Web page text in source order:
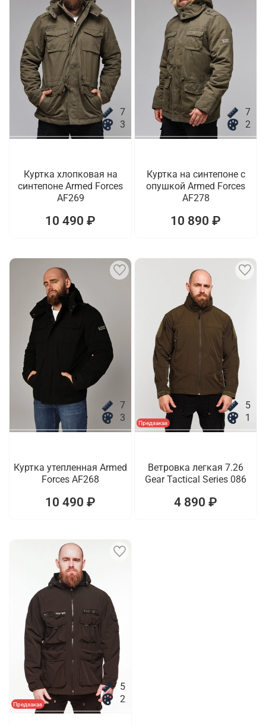
7
3
Куртка хлопковая на
синтепоне Armed Forces
AF269
10 490 ₽
7
2
Куртка на синтепоне с
опушкой Armed Forces
AF278
10 890 ₽
7
3
Куртка утепленная Armed
Forces AF268
10 490 ₽
Предзаказ
5
1
Ветровка легкая 7.26
Gear Tactical Series 086
4 890 ₽
Предзаказ
5
2